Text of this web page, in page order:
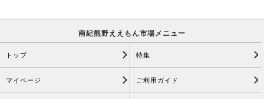
南紀熊野ええもん市場メニュー
トップ 特集
マイページ ご利用ガイド